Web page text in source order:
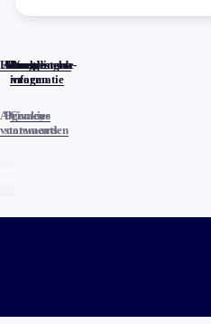
Home
Actueel
Uitzendingen
Reacties
Programma-
informatie
Veelgestelde
vragen
Algemene
voorwaarden
Privacy
statements
Cookies